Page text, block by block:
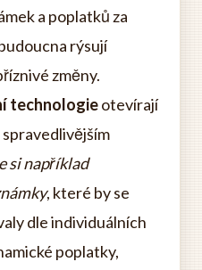
a poplatků za
rýsují
změny.
technologieotevírají
si například
, které by se
dle individuálních
poplatky,